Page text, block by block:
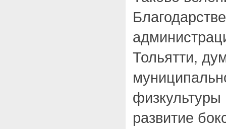
Тольятти,
физкультуры
развитие